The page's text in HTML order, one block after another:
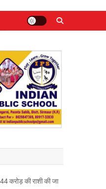
करोड़ की राशी की जा